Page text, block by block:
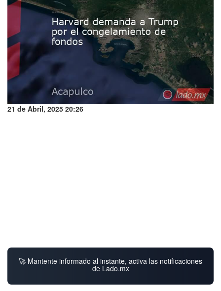
21 de Abril, 2025 20:26
🚀 Mantente informado al instante, activa las notificaciones
de Lado.mx